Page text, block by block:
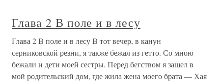
Глава 2 В поле и в лесу
Глава 2 В поле и в лесу В тот вечер, в канун
серниковской резни, я также бежал из гетто. Со мною
бежали и дети моей сестры. Перед бегством я зашел в
мой родительский дом, где жила жена моего брата — Хая